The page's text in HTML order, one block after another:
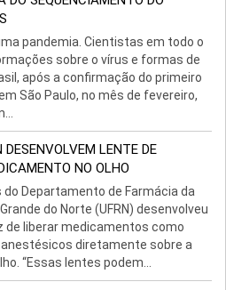
pandemia. Cientistas em todo o
sobre o vírus e formas de
após a confirmação do primeiro
São Paulo, no mês de fevereiro,
LENTE DE
NO OLHO
Departamento de Farmácia da
do Norte (UFRN) desenvolveu
liberar medicamentos como
diretamente sobre a
“Essas lentes podem...